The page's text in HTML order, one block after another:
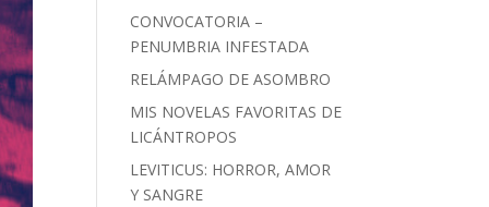
CONVOCATORIA –
PENUMBRIA INFESTADA
RELÁMPAGO DE ASOMBRO
MIS NOVELAS FAVORITAS DE
LICÁNTROPOS
LEVITICUS: HORROR, AMOR
Y SANGRE